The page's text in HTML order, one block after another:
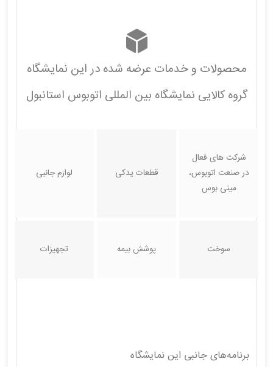
محصولات و خدمات عرضه شده در این نمایشگاه
گروه کالایی نمایشگاه بین المللی اتوبوس استانبول
شرکت های فعال
در صنعت اتوبوس،
مینی بوس
قطعات یدکی لوازم جانبی
سوخت پوشش بیمه تجهیزات
برنامه‌های جانبی این نمایشگاه